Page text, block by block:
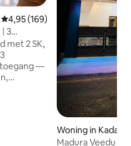
Gemiddelde beoordeling van
4,95 (169)
3
met 2 SK,
toegang —
Woning in
Madura Veedu |